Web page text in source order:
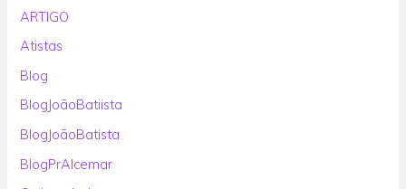
ARTIGO
Atistas
Blog
BlogJoãoBatiista
BlogJoãoBatista
BlogPrAlcemar